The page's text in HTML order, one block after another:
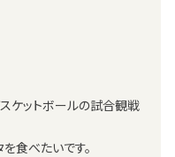
ケットボールの試合観戦
食べたいです。